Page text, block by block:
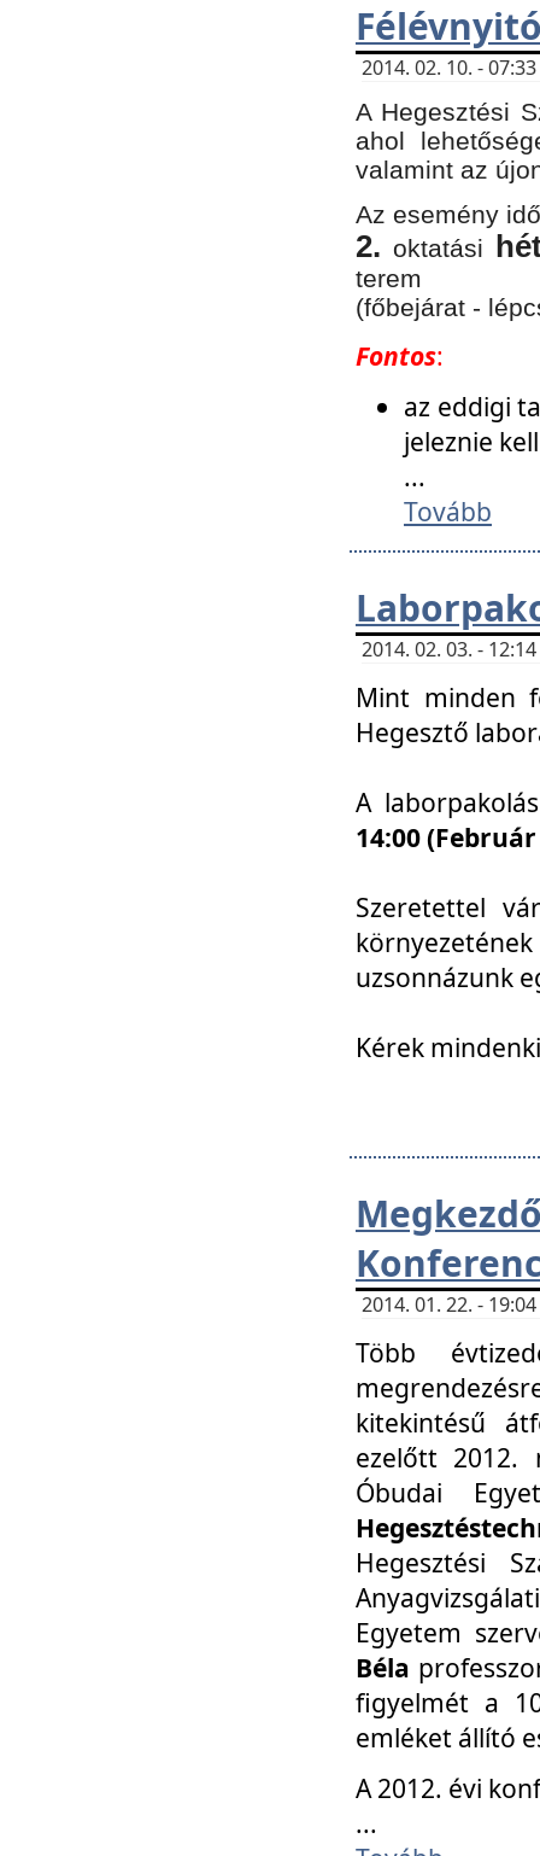
2014. 02. 10. -
A Hegesztési
ahol
valamint az
Az esemény
2. oktatási
terem
(főbejárat -
Fontos:
az eddigi
jeleznie
...
Tovább
2014. 02. 03. -
Mint minden
Hegesztő
A
14:00
Szeretettel
uzsonnázunk
Kérek
2014. 01. 22. -
Több
kitekintésű
ezelőtt 2012.
Óbudai
Hegesztési
Egyetem
Béla
figyelmét a
emléket állító
A 2012. évi
...